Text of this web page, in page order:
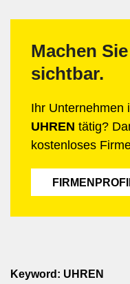
Machen
sichtbar.
Ihr Unternehmen
UHREN tätig?
kostenloses
Keyword: UHREN